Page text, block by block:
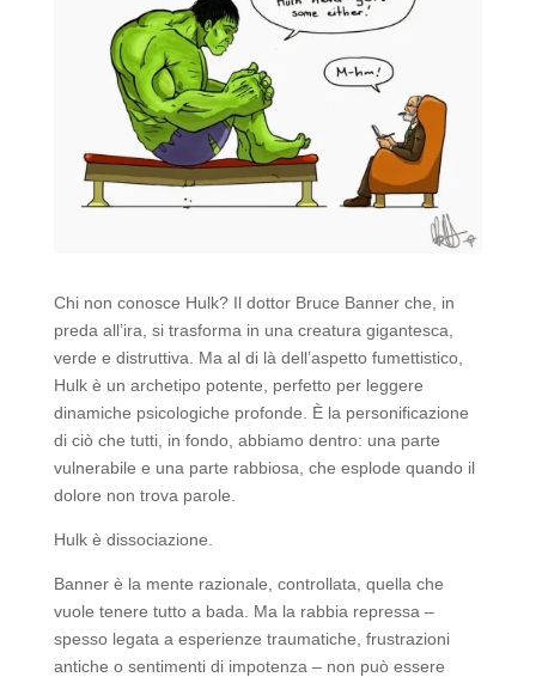
Chi non conosce Hulk? Il dottor Bruce Banner che, in
preda all’ira, si trasforma in una creatura gigantesca,
verde e distruttiva. Ma al di là dell’aspetto fumettistico,
Hulk è un archetipo potente, perfetto per leggere
dinamiche psicologiche profonde. È la personificazione
di ciò che tutti, in fondo, abbiamo dentro: una parte
vulnerabile e una parte rabbiosa, che esplode quando il
dolore non trova parole.
Hulk è dissociazione.
Banner è la mente razionale, controllata, quella che
vuole tenere tutto a bada. Ma la rabbia repressa –
spesso legata a esperienze traumatiche, frustrazioni
antiche o sentimenti di impotenza – non può essere